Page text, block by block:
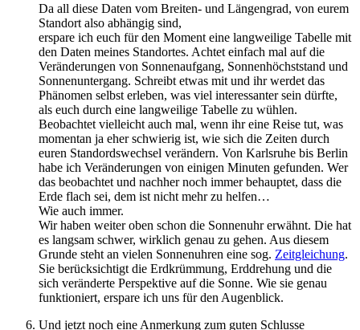
Da all diese Daten vom Breiten- und Längengrad, von eurem
Standort also abhängig sind,
erspare ich euch für den Moment eine langweilige Tabelle mit
den Daten meines Standortes. Achtet einfach mal auf die
Veränderungen von Sonnenaufgang, Sonnenhöchststand und
Sonnenuntergang. Schreibt etwas mit und ihr werdet das
Phänomen selbst erleben, was viel interessanter sein dürfte,
als euch durch eine langweilige Tabelle zu wühlen.
Beobachtet vielleicht auch mal, wenn ihr eine Reise tut, was
momentan ja eher schwierig ist, wie sich die Zeiten durch
euren Standordswechsel verändern. Von Karlsruhe bis Berlin
habe ich Veränderungen von einigen Minuten gefunden. Wer
das beobachtet und nachher noch immer behauptet, dass die
Erde flach sei, dem ist nicht mehr zu helfen…
Wie auch immer.
Wir haben weiter oben schon die Sonnenuhr erwähnt. Die hat
es langsam schwer, wirklich genau zu gehen. Aus diesem
Grunde steht an vielen Sonnenuhren eine sog. Zeitgleichung.
Sie berücksichtigt die Erdkrümmung, Erddrehung und die
sich veränderte Perspektive auf die Sonne. Wie sie genau
funktioniert, erspare ich uns für den Augenblick.
Und jetzt noch eine Anmerkung zum guten Schlusse